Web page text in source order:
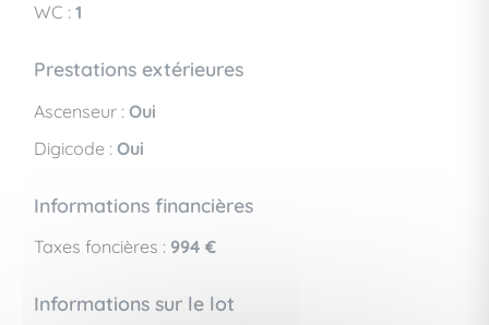
WC : 1
Prestations extérieures
Ascenseur : Oui
Digicode : Oui
Informations financières
Taxes foncières : 994 €
Informations sur le lot